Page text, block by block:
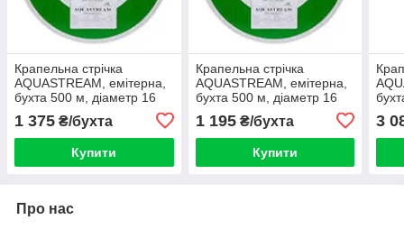
Крапельна стрічка
AQUASTREAM, емітерна,
бухта 500 м, діаметр 16
емітерів 15 см
1 375 ₴/бухта
Купити
Крапельна стрічка
AQUASTREAM, емітерна,
бухта 500 м, діаметр 16
емітерів 30 см
1 195₴/бухта
Купити
3
Про нас